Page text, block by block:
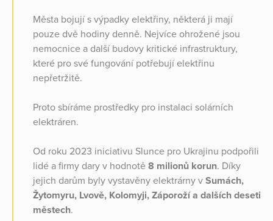
Města bojují s výpadky elektřiny, některá ji mají
pouze dvě hodiny denně. Nejvíce ohrožené jsou
nemocnice a další budovy kritické infrastruktury,
které pro své fungování potřebují elektřinu
nepřetržitě.
Proto sbíráme prostředky pro instalaci solárních
elektráren.
Od roku 2023 iniciativu Slunce pro Ukrajinu podpořili
lidé a firmy dary v hodnotě 8 milionů korun. Díky
jejich darům byly vystavěny elektrárny v Sumách,
Žytomyru, Lvově, Kolomyji, Záporoží a dalších deseti
městech.